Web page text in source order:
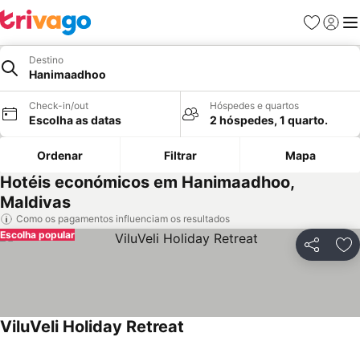
Favoritos
Iniciar
Destino
Hanimaadhoo
Check-in/out
Escolha as datas
Hóspedes e quartos
2 hóspedes, 1 quarto.
Ordenar Filtrar Mapa
Hotéis económicos em Hanimaadhoo,
Maldivas
Como os pagamentos influenciam os resultados
Partilhar
Escolha popular
ViluVeli Holiday Retreat